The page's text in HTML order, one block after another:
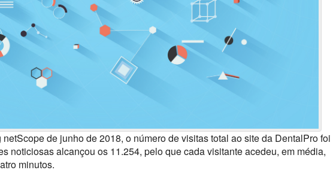
de junho de 2018, o número de visitas total ao site da DentalPro foi
noticiosas alcançou os 11.254, pelo que cada visitante acedeu, em média,
minutos.